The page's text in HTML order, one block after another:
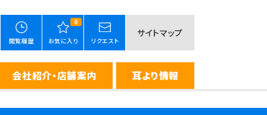
閲覧履歴
0
お気に入り リクエスト
サイトマップ
会社紹介・店舗案内 耳より情報